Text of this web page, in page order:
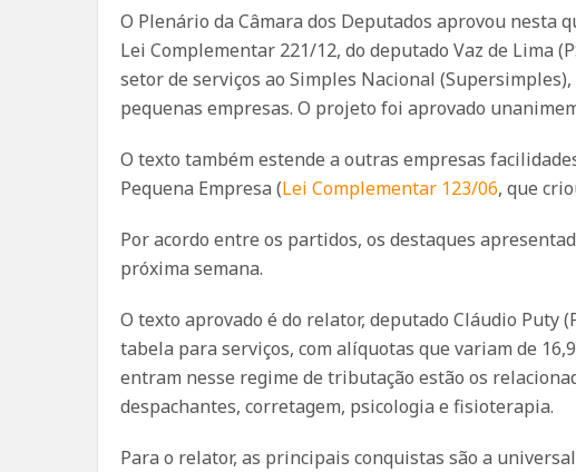
O Plenário da Câmara dos Deputados aprovou nesta
Lei Complementar 221/12, do deputado Vaz de Lima
setor de serviços ao Simples Nacional
pequenas empresas. O projeto foi aprovado
O texto também estende a outras empresas
Pequena Empresa (Lei Complementar 123/06, que
Por acordo entre os partidos, os destaques
próxima semana.
O texto aprovado é do relator, deputado Cláudio Puty
tabela para serviços, com alíquotas que variam de
entram nesse regime de tributação estão os
despachantes, corretagem, psicologia e fisioterapia.
Para o relator, as principais conquistas são a